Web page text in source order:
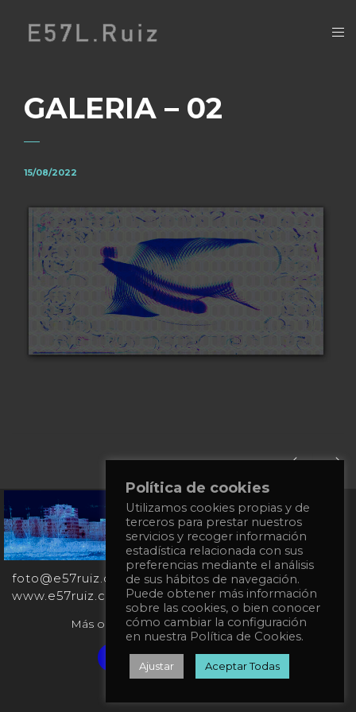
GALERIA – 02
15/08/2022
+34
651
862
863
foto@e57ruiz.com
www.e57ruiz.com
Más obras en la galería virtual Singulart:
Verified artist on Singulart
Política de cookies
Utilizamos cookies propias y de
terceros para prestar nuestros
servicios y recoger información
estadística relacionada con sus
preferencias mediante el análisis
de sus hábitos de navegación.
Puede obtener más información
sobre las cookies, o bien conocer
cómo cambiar la configuración
en nuestra Política de Cookies.
Ajustar Aceptar Todas